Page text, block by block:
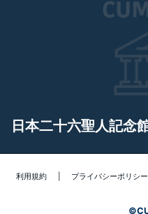
日本二十六聖人記念
利用規約 プライバシーポリシー
©